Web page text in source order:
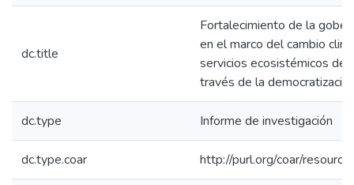
dc.title
Fortalecimiento de la
en el marco del cambio
servicios ecosistémicos del
través de la
dc.type Informe de investigación
dc.type.coar http://purl.org/coar/